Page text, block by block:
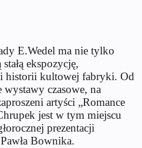
E.Wedel ma nie tylko
ekspozycję,
historii kultowej fabryki. Od
czasowe, na
artyści „Romance
jest w tym miejscu
prezentacji
Bownika.